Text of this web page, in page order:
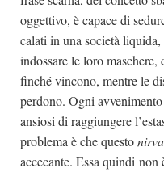
oggettivo, è capace di
calati in una società
indossare le loro
finché vincono, mentre le
perdono. Ogni
ansiosi di raggiungere
problema è che questo
accecante. Essa quindi non